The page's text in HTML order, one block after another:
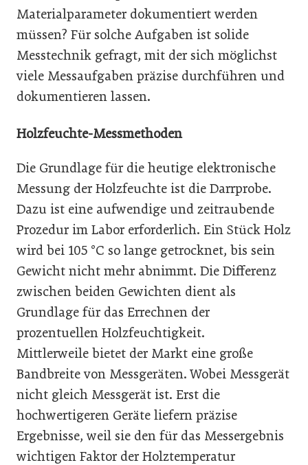
Materialparameter dokumentiert werden
müssen? Für solche Aufgaben ist solide
Messtechnik gefragt, mit der sich möglichst
viele Mess­aufgaben präzise durchführen und
dokumentieren lassen.
Holzfeuchte-Messmethoden
Die Grundlage für die heutige elektronische
Messung der Holzfeuchte ist die Darrprobe.
Dazu ist eine aufwendige und zeitraubende
Prozedur im Labor erforderlich. Ein Stück Holz
wird bei 105 °C so lange getrocknet, bis sein
Gewicht nicht mehr abnimmt. Die Differenz
zwischen beiden Gewichten dient als
Grundlage für das Errechnen der
prozentuellen Holzfeuchtigkeit.
Mittlerweile bietet der Markt eine große
Bandbreite von Messgeräten. Wobei Messgerät
nicht gleich Messgerät ist. Erst die
hochwertigeren Geräte liefern präzise
Ergebnisse, weil sie den für das Messergebnis
wichtigen Faktor der Holztemperatur